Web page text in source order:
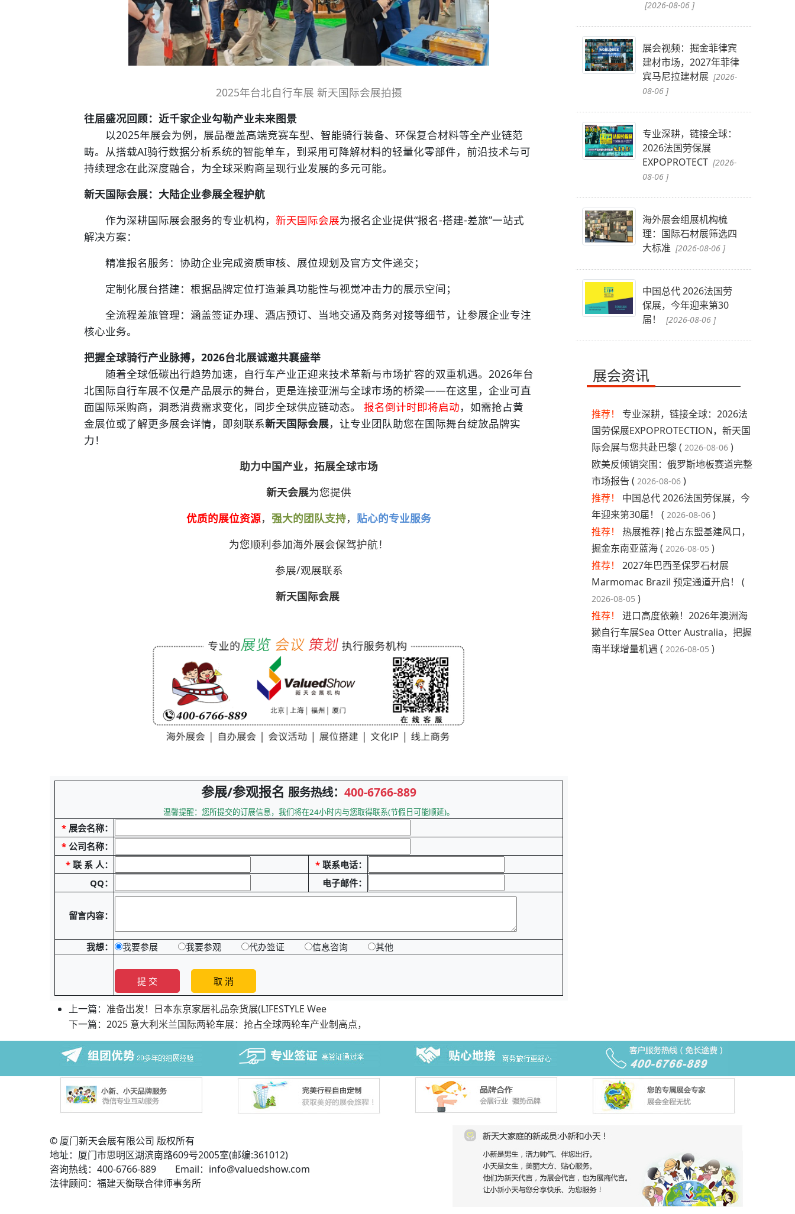
2025年台北自行车展 新天国际会展拍摄
往届盛况回顾：近千家企业勾勒产业未来图景
以2025年展会为例，展品覆盖高端竞赛车型、智能骑行装备、环保复合材料等全产业链范
畴。从搭载AI骑行数据分析系统的智能单车，到采用可降解材料的轻量化零部件，前沿技术与可
持续理念在此深度融合，为全球采购商呈现行业发展的多元可能。
新天国际会展：大陆企业参展全程护航
作为深耕国际展会服务的专业机构， 新天国际会展为报名企业提供“报名-搭建-差旅”一站式
解决方案：
精准报名服务：协助企业完成资质审核、展位规划及官方文件递交；
定制化展台搭建：根据品牌定位打造兼具功能性与视觉冲击力的展示空间；
全流程差旅管理：涵盖签证办理、酒店预订、当地交通及商务对接等细节，让参展企业专注
核心业务。
把握全球骑行产业脉搏，2026台北展诚邀共襄盛举
随着全球低碳出行趋势加速，自行车产业正迎来技术革新与市场扩容的双重机遇。2026年台
北国际自行车展不仅是产品展示的舞台，更是连接亚洲与全球市场的桥梁——在这里，企业可直
面国际采购商，洞悉消费需求变化，同步全球供应链动态。 报名倒计时即将启动，如需抢占黄
金展位或了解更多展会详情，即刻联系新天国际会展，让专业团队助您在国际舞台绽放品牌实
力！
助力中国产业，拓展全球市场
新天会展为您提供
优质的展位资源， 强大的团队支持， 贴心的专业服务
为您顺利参加海外展会保驾护航！
参展/观展联系
新天国际会展
参展/参观报名 服务热线： 400-6766-889
温馨提醒：您所提交的订展信息，我们将在24小时内与您取得联系(节假日可能顺延)。
* 展会名称：
* 公司名称：
* 联 系 人： * 联系电话：
QQ：
电子邮件：
留言内容：
我想： 我要参展 我要参观 代办签证 信息咨询 其他
上一篇： 准备出发！日本东京家居礼品杂货展(LIFESTYLE Wee
下一篇： 2025 意大利米兰国际两轮车展：抢占全球两轮车产业制高点，
[2026-08-06 ]
展会视频：掘金菲律宾
建材市场，2027年菲律
宾马尼拉建材展 [2026-
08-06 ]
专业深耕，链接全球：
2026法国劳保展
EXPOPROTECT [2026-
08-06 ]
海外展会组展机构梳
理：国际石材展筛选四
大标准 [2026-08-06 ]
中国总代 2026法国劳
保展，今年迎来第30
届！
[2026-08-06 ]
展会资讯
推荐！
专业深耕，链接全球：2026法
国劳保展EXPOPROTECTION，新天国
际会展与您共赴巴黎 ( 2026-08-06 )
​欧美反倾销突围：俄罗斯地板赛道完整
市场报告 ( 2026-08-06 )
推荐！
中国总代 2026法国劳保展，今
年迎来第30届！ ( 2026-08-06 )
推荐！
热展推荐|抢占东盟基建风口，
掘金东南亚蓝海 ( 2026-08-05 )
推荐！
2027年巴西圣保罗石材展
Marmomac Brazil 预定通道开启！ (
2026-08-05 )
推荐！
进口高度依赖！2026年澳洲海
獭自行车展Sea Otter Australia，把握
南半球增量机遇 ( 2026-08-05 )
© 厦门新天会展有限公司 版权所有
地址：厦门市思明区湖滨南路609号2005室(邮编:361012)
咨询热线：400-6766-889 Email：info@valuedshow.com
法律顾问：福建天衡联合律师事务所